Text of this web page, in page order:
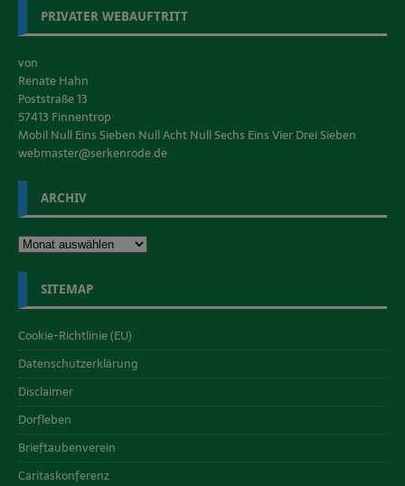
PRIVATER WEBAUFTRITT
von
Renate Hahn
Poststraße 13
57413 Finnentrop
Mobil Null Eins Sieben Null Acht Null Sechs Eins Vier Drei Sieben
webmaster@serkenrode.de
ARCHIV
SITEMAP
Cookie-Richtlinie (EU)
Datenschutzerklärung
Disclaimer
Dorfleben
Brieftaubenverein
Caritaskonferenz